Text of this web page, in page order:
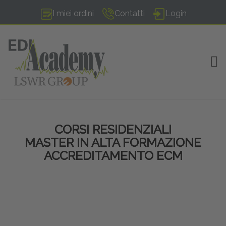
I miei ordini Contatti Login
CORSI RESIDENZIALI
MASTER IN ALTA FORMAZIONE
ACCREDITAMENTO ECM